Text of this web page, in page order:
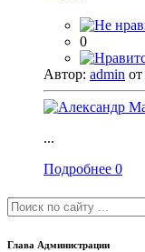
0
Автор: admin от
...
Подробнее 0
Глава Администрации